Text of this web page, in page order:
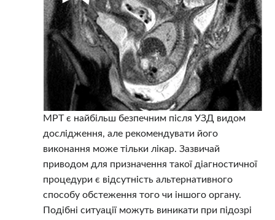
МРТ є найбільш безпечним після УЗД видом
дослідження, але рекомендувати його
виконання може тільки лікар. Зазвичай
приводом для призначення такої діагностичної
процедури є відсутність альтернативного
способу обстеження того чи іншого органу.
Подібні ситуації можуть виникати при підозрі